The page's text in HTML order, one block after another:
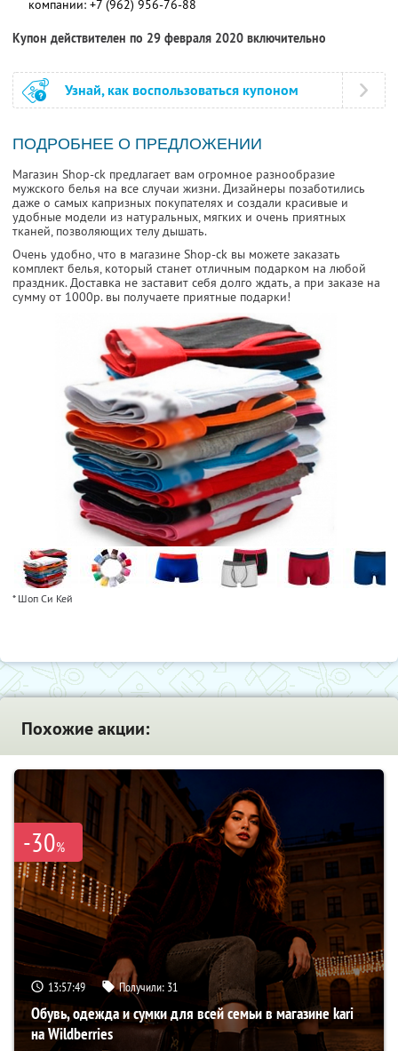
компании: +7 (962) 956-76-88
Купон действителен по 29 февраля 2020 включительно
Узнай, как воспользоваться купоном
ПОДРОБНЕЕ О ПРЕДЛОЖЕНИИ
Магазин Shop-ck предлагает вам огромное разнообразие
мужского белья на все случаи жизни. Дизайнеры позаботились
даже о самых капризных покупателях и создали красивые и
удобные модели из натуральных, мягких и очень приятных
тканей, позволяющих телу дышать.
Очень удобно, что в магазине Shop-ck вы можете заказать
комплект белья, который станет отличным подарком на любой
праздник. Доставка не заставит себя долго ждать, а при заказе на
сумму от 1000р. вы получаете приятные подарки!
* Шоп Си Кей
Похожие акции:
-30%
13:57:48 Получили: 31
Обувь, одежда и сумки для всей семьи в магазине kari
на Wildberries